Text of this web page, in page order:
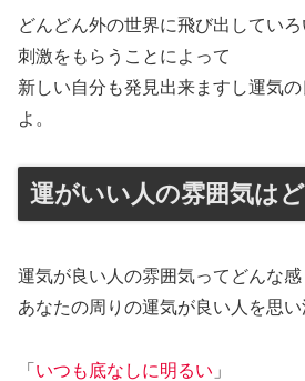
どんどん外の世界に飛び出していろ
刺激をもらうことによって
新しい自分も発見出来ますし運気
よ。
運がいい人の雰囲気は
運気が良い人の雰囲気ってどんな感
あなたの周りの運気が良い人を思い
「 いつも底なしに明るい 」